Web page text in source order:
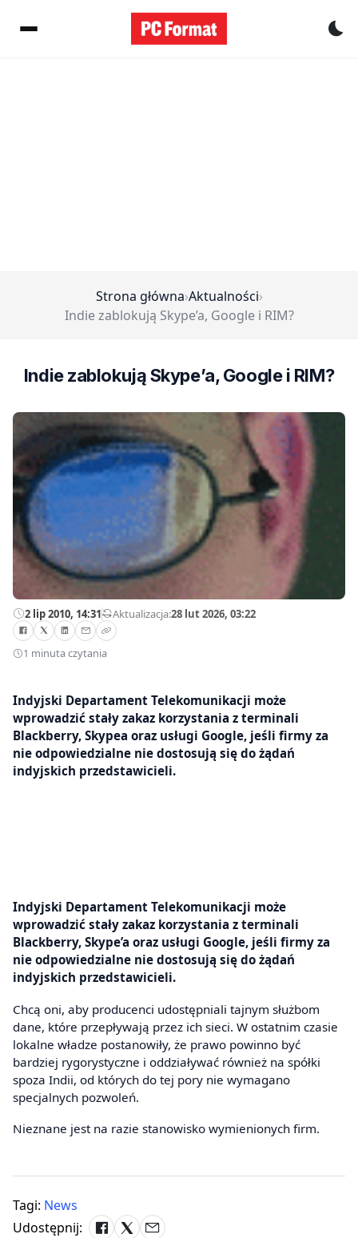
Strona główna›Aktualności›
Indie zablokują Skype’a, Google i RIM?
Indie zablokują Skype’a, Google i RIM?
2 lip 2010, 14:31—Aktualizacja:28 lut 2026, 03:22
1 minuta czytania
Indyjski Departament Telekomunikacji może
wprowadzić stały zakaz korzystania z terminali
Blackberry, Skypea oraz usługi Google, jeśli firmy za
nie odpowiedzialne nie dostosują się do żądań
indyjskich przedstawicieli.
Indyjski Departament Telekomunikacji może
wprowadzić stały zakaz korzystania z terminali
Blackberry, Skype’a oraz usługi Google, jeśli firmy za
nie odpowiedzialne nie dostosują się do żądań
indyjskich przedstawicieli.
Chcą oni, aby producenci udostępniali tajnym służbom
dane, które przepływają przez ich sieci. W ostatnim czasie
lokalne władze postanowiły, że prawo powinno być
bardziej rygorystyczne i oddziaływać również na spółki
spoza Indii, od których do tej pory nie wymagano
specjalnych pozwoleń.
Nieznane jest na razie stanowisko wymienionych firm.
Tagi: News
Udostępnij: